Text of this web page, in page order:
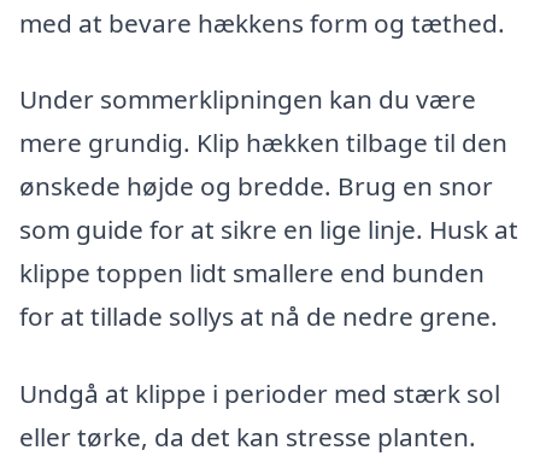
med at bevare hækkens form og tæthed.
Under sommerklipningen kan du være
mere grundig. Klip hækken tilbage til den
ønskede højde og bredde. Brug en snor
som guide for at sikre en lige linje. Husk at
klippe toppen lidt smallere end bunden
for at tillade sollys at nå de nedre grene.
Undgå at klippe i perioder med stærk sol
eller tørke, da det kan stresse planten.